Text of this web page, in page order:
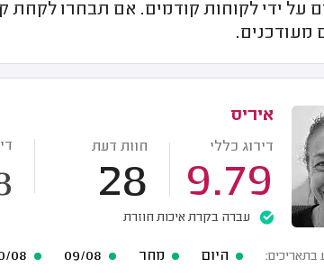
על ידי לקוחות קודמים. אם תבחרו
מעודכנים.
איריס
דירוג כללי
9.79
חוות דעת
28
עברה בקרת איכות חוזרת
בתאריכים: היום מחר